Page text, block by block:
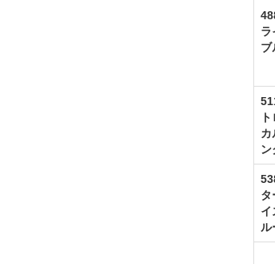
ラ
ブ
カ
ン
タ
イ
ル